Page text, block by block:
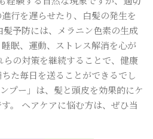
行を遅らせたり、白髪の発生を
予防には、メラニン色素の生成
眠、運動、ストレス解消を心が
の対策を継続することで、健康
た毎日を送ることができるでし
プー」は、髪と頭皮を効果的にケ
。 ヘアケアに悩む方は、ぜひ当